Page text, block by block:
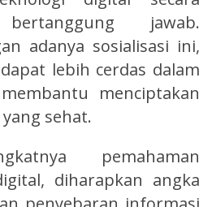
jawab.
adanya sosialisasi ini,
lebih cerdas dalam
menciptakan
sehat.
pemahaman
diharapkan angka